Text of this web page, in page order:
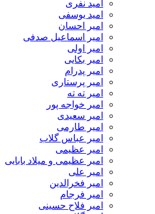
امید نفری
امید یوسفی
امیر احسان
امیر اسماعیل صدفی
امیر اولی
امیر بکایی
امیر پدرام
امیر پرستاری
امیر ته ته
امیر خواجه پور
امیر سعیدی
امیر طارمی
امیر عباس گلاب
امیر عظیمی
امیر عظیمی و میلاد بابایی
امیر علی
امیر فخرالدین
امیر فرجام
امیر فلاح حسینی